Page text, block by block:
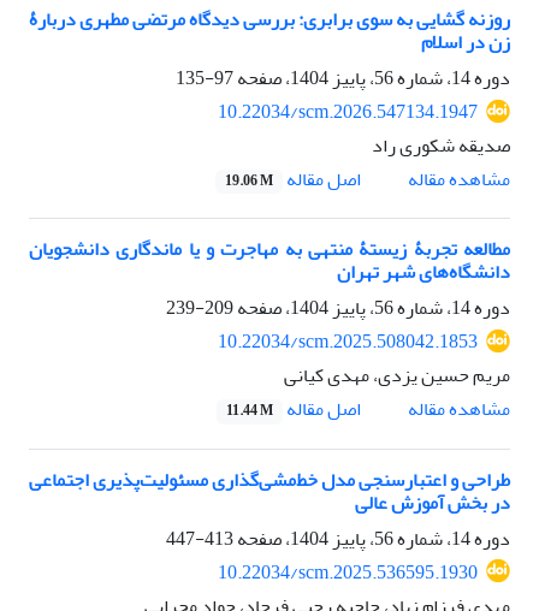
روزنه گشایی به سوی برابری: بررسی دیدگاه مرتضی مطهری دربارۀ
زن در اسلام
دوره 14، شماره 56، پاییز 1404، صفحه
97-135
10.22034/scm.2026.547134.1947
صدیقه شکوری راد
مشاهده مقاله
اصل مقاله 19.06 M
مطالعه تجربۀ زیستۀ منتهی به مهاجرت و یا ماندگاری دانشجویان
دانشگاه‌های شهر تهران
دوره 14، شماره 56، پاییز 1404، صفحه
209-239
10.22034/scm.2025.508042.1853
مریم حسین یزدی، مهدی کیانی
مشاهده مقاله
اصل مقاله 11.44 M
طراحی و اعتبارسنجی مدل خط‌مشی‌‌گذاری مسئولیت‌پذیری اجتماعی
در بخش آموزش عالی
دوره 14، شماره 56، پاییز 1404، صفحه
413-447
10.22034/scm.2025.536595.1930